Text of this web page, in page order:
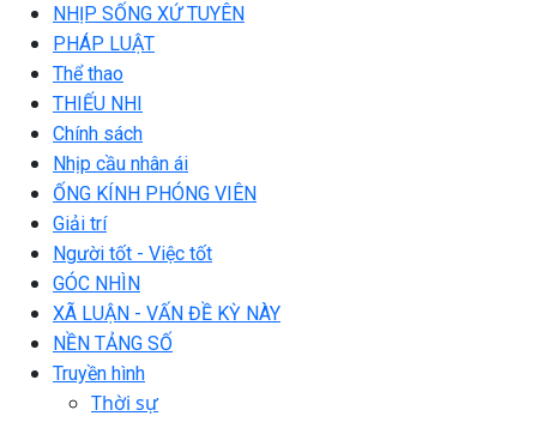
NHỊP SỐNG XỨ TUYÊN
PHÁP LUẬT
Thể thao
THIẾU NHI
Chính sách
Nhịp cầu nhân ái
ỐNG KÍNH PHÓNG VIÊN
Giải trí
Người tốt - Việc tốt
GÓC NHÌN
XÃ LUẬN - VẤN ĐỀ KỲ NÀY
NỀN TẢNG SỐ
Truyền hình
Thời sự